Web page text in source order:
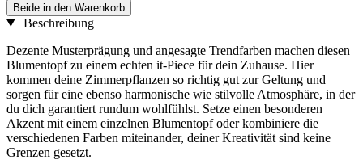
Beide in den Warenkorb
Beschreibung
Dezente Musterprägung und angesagte Trendfarben machen diesen
Blumentopf zu einem echten it-Piece für dein Zuhause. Hier
kommen deine Zimmerpflanzen so richtig gut zur Geltung und
sorgen für eine ebenso harmonische wie stilvolle Atmosphäre, in der
du dich garantiert rundum wohlfühlst. Setze einen besonderen
Akzent mit einem einzelnen Blumentopf oder kombiniere die
verschiedenen Farben miteinander, deiner Kreativität sind keine
Grenzen gesetzt.